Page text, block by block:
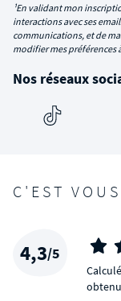
¹En validant mon
interactions avec ses
communications, et de
modifier mes préférences
Nos réseaux
C'EST
4,3/5